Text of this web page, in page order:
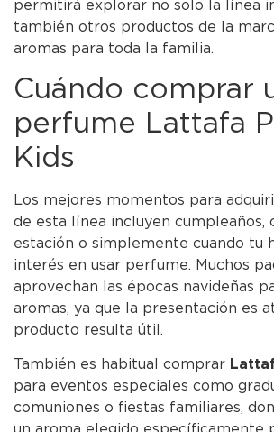
permitirá explorar no solo la línea
también otros productos de la
aromas para toda la familia.
Cuándo comprar
perfume Lattafa
Kids
Los mejores momentos para
de esta línea incluyen cumpleaños,
estación o simplemente cuando tu
interés en usar perfume. Muchos
aprovechan las épocas navideñas
aromas, ya que la presentación es
producto resulta útil.
También es habitual comprar
para eventos especiales como
comuniones o fiestas familiares,